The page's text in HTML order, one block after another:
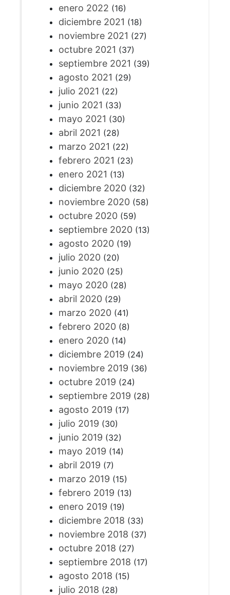
enero 2022 (16)
diciembre 2021 (18)
noviembre 2021 (27)
octubre 2021 (37)
septiembre 2021 (39)
agosto 2021 (29)
julio 2021 (22)
junio 2021 (33)
mayo 2021 (30)
abril 2021 (28)
marzo 2021 (22)
febrero 2021 (23)
enero 2021 (13)
diciembre 2020(32)
noviembre 2020(58)
octubre 2020(59)
septiembre 2020(13)
agosto 2020(19)
julio 2020(20)
junio 2020(25)
mayo 2020(28)
abril 2020(29)
marzo 2020(41)
febrero 2020(8)
enero 2020(14)
diciembre 2019 (24)
noviembre 2019 (36)
octubre 2019 (24)
septiembre 2019 (28)
agosto 2019 (17)
julio 2019 (30)
junio 2019 (32)
mayo 2019 (14)
abril 2019 (7)
marzo 2019 (15)
febrero 2019 (13)
enero 2019 (19)
diciembre 2018 (33)
noviembre 2018 (37)
octubre 2018 (27)
septiembre 2018 (17)
agosto 2018 (15)
julio 2018 (28)